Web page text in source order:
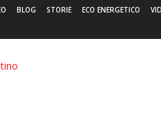
BLOG STORIE ECO ENERGETICO